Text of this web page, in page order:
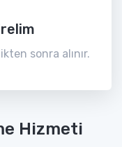
sonra alınır.
Hizmeti